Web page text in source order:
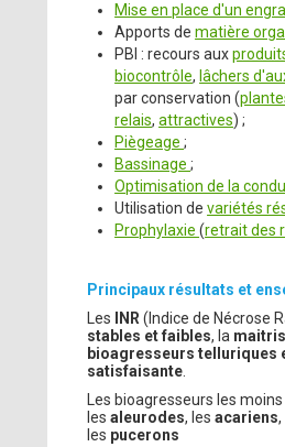
Mise en place d'un
Apports dematière
PBI : recours aux
biocontrôle, lâchers
par conservation (
relais,attractives) ;
Piègeage;
Bassinage;
Optimisation de la
Utilisation devariétés
Prophylaxie(retrait des
Principaux résultats et
Les INR(Indice de Nécrose
stables et faibles, la
bioagresseurs telluriques
satisfaisante
Les bioagresseurs les
lesaleurodes, lesacariens,
les pucerons